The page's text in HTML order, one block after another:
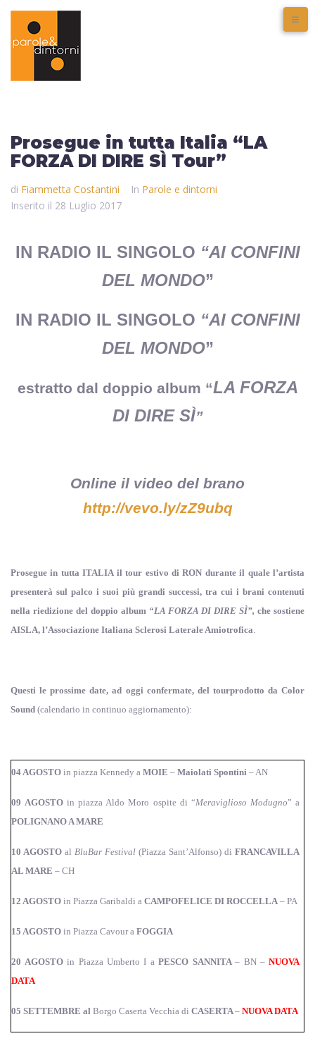
Prosegue in tutta Italia “LA
FORZA DI DIRE SÌ Tour”
di Fiammetta Costantini In Parole e dintorni
Inserito il 28 Luglio 2017
IN RADIO IL SINGOLO “AI CONFINI
DEL MONDO”
IN RADIO IL SINGOLO “AI CONFINI
DEL MONDO”
estratto dal doppio album “LA FORZA
DI DIRE SÌ”
Online il video del brano
http://vevo.ly/zZ9ubq
Prosegue in tutta ITALIA il tour estivo di RON durante il quale l’artista
presenterà sul palco i suoi più grandi successi, tra cui i brani contenuti
nella riedizione del doppio album “LA FORZA DI DIRE SÌ”,che sostiene
AISLA, l’Associazione Italiana Sclerosi Laterale Amiotrofica.
Questi le prossime date, ad oggi confermate, del tourprodotto da Color
Sound (calendario in continuo aggiornamento):
04 AGOSTOin piazza Kennedy aMOIE–Maiolati Spontini – AN
09 AGOSTOin piazza Aldo Moro ospite di “Meraviglioso Modugno” a
POLIGNANO A MARE
10 AGOSTO al BluBar Festival (Piazza Sant’Alfonso) diFRANCAVILLA
AL MARE – CH
12 AGOSTO in Piazza Garibaldi aCAMPOFELICE DI ROCCELLA – PA
15 AGOSTO in Piazza Cavour aFOGGIA
20 AGOSTOin Piazza Umberto I a PESCO SANNITA– BN –NUOVA
DATA
05 SETTEMBRE alBorgo Caserta Vecchia diCASERTA–NUOVA DATA